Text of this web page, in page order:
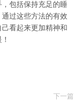
包括保持充足的睡
过这些方法的有效
看起来更加精神和
下一篇